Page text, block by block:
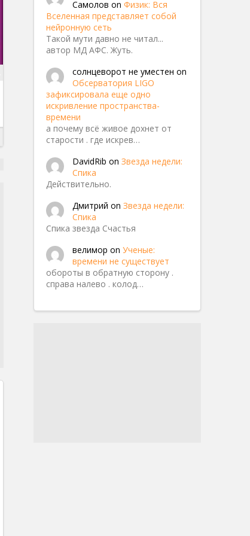
Самолов on Физик: Вся
Вселенная представляет собой
нейронную сеть
Такой мути давно не читал...
автор МД АФС. Жуть.
солнцеворот не уместен on
Обсерватория LIGO
зафиксировала еще одно
искривление пространства-
времени
а почему всё живое дохнет от
старости . где искрев…
DavidRib on Звезда недели:
Спика
Действительно.
Дмитрий on Звезда недели:
Спика
Спика звезда Счастья
велимор on Ученые:
времени не существует
обороты в обратную сторону .
справа налево . колод…